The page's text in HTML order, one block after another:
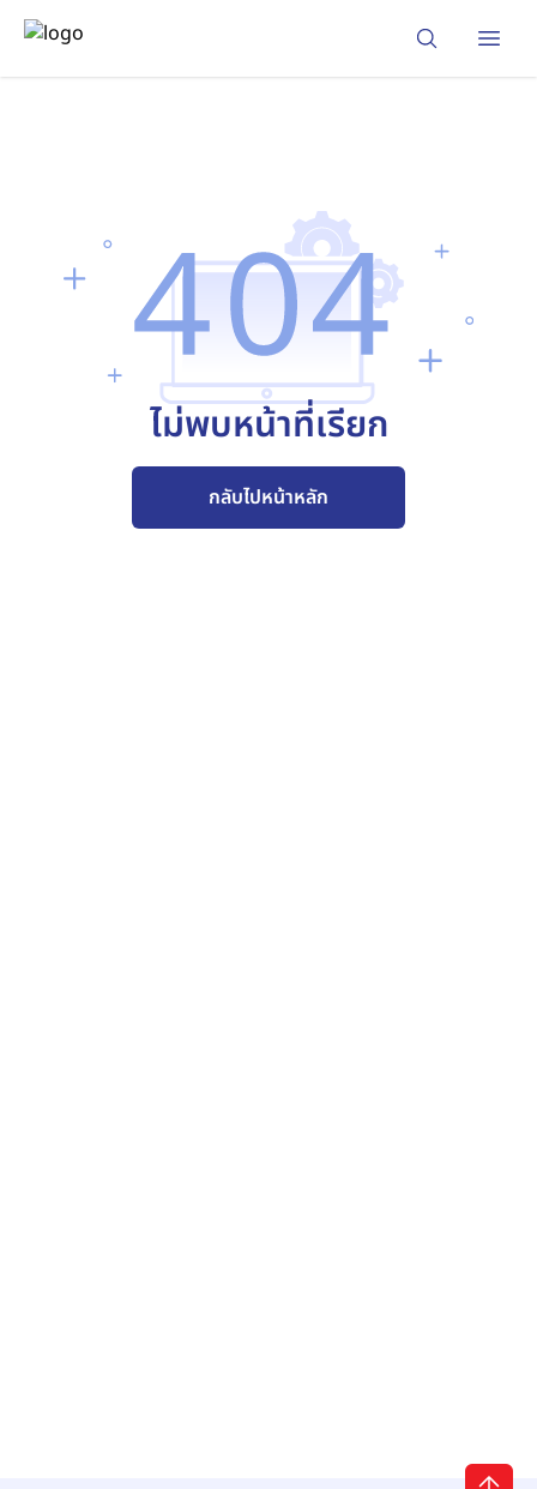
ไม่พบหน้าที่เรียก
กลับไปหน้าหลัก